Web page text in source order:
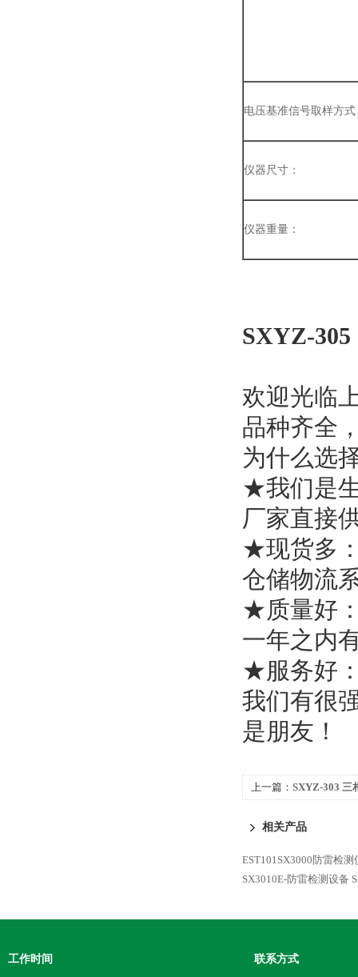
电压基准信号取样方式
仪器尺寸：
仪器重量：
SXYZ-
欢迎光临
品种齐全
为什么选
★我们是
厂家直接
★现货多
仓储物流
★质量好
一年之内
★服务好
我们有很
是朋友！
上一篇： SXYZ-303 三
相关产品
EST101SX3000防雷检测
SX3010E-防雷检测设备
工作时间 联系方式